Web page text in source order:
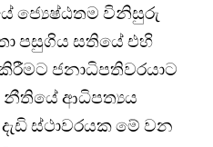
ජ්‍යෙෂ්ඨතම විනිසුරු
පසුගිය සතියේ එහි
ජනාධිපතිවරයාට
නීතියේ ආධිපත්‍යය
ස්ථාවරයක මේ වන